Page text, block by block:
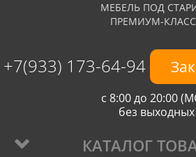
МЕБЕЛЬ ПОД
ПРЕМИУМ-
+7(933) 173-64-94
с 8:00 до 20:00
без выходных
КАТАЛОГ